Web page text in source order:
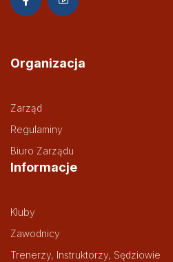
Organizacja
Zarząd
Regulaminy
Biuro Zarządu
Informacje
Kluby
Zawodnicy
Trenerzy, Instruktorzy, Sędziowie